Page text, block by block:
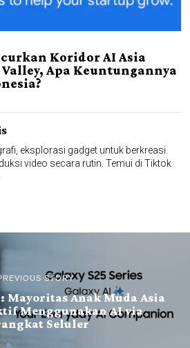
Koridor AI Asia
Apa Keuntungannya
eksplorasi gadget untuk berkreasi.
video secara rutin. Temui di Tiktok
STORY
Mayoritas Anak Muda Asia
Menggunakan AI via
Seluler